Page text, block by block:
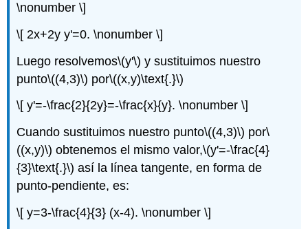
\nonumber \]
\[ 2x+2y y'=0. \nonumber \]
Luego resolvemos\(y'\) y sustituimos nuestro
punto\((4,3)\) por\((x,y)\text{.}\)
\[ y'=-\frac{2}{2y}=-\frac{x}{y}. \nonumber \]
Cuando sustituimos nuestro punto\((4,3)\) por\
((x,y)\) obtenemos el mismo valor,\(y'=-\frac{4}
{3}\text{.}\) así la línea tangente, en forma de
punto-pendiente, es:
\[ y=3-\frac{4}{3} (x-4). \nonumber \]